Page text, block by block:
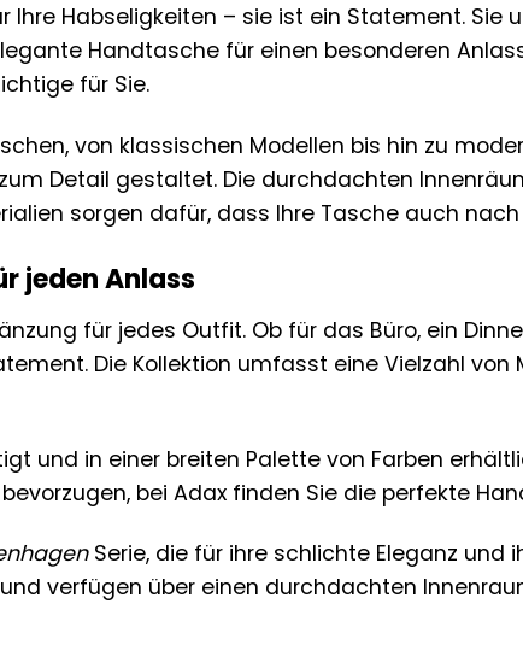
Ihre Habseligkeiten – sie ist ein Statement. Sie
Handtasche für einen besonderen
für Sie.
von klassischen Modellen bis hin zu
Detail gestaltet. Die durchdachten
sorgen dafür, dass Ihre Tasche auch
jeden Anlass
für jedes Outfit. Ob für das Büro, ein
Die Kollektion umfasst eine Vielzahl
und in einer breiten Palette von Farben
bei Adax finden Sie die perfekte
Serie, die für ihre schlichte Eleganz und
verfügen über einen durchdachten